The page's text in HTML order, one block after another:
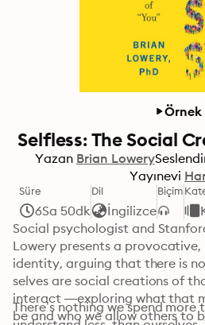
Örnek
Selfless: The Social
Yazan Brian Lowery
Yayınevi
Süre
6Sa 50dk
Dil
İngilizce
Biçim
Social psychologist and
Lowery presents a
identity, arguing that there is
selves are social creations of
interact —exploring what that
There’s nothing we spend